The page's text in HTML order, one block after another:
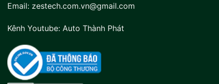
Email: zestech.com.vn@gmail.com
Kênh Youtube: Auto Thành Phát